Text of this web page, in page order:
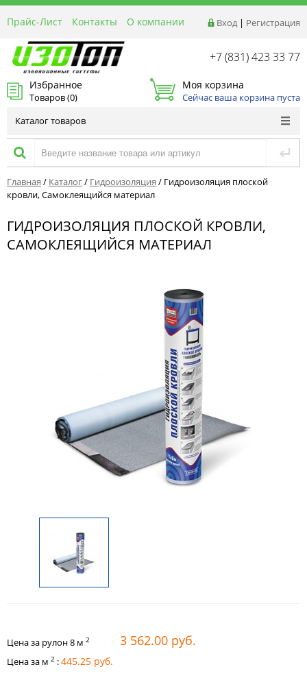
Вход | Регистрация
Прайс-Лист Контакты
О компании
Реквизиты
Доставка
Акции и Распродажи
Оптовым покупателям
+7 (831) 423 33 77
Избранное
Товаров (0)
Моя корзина
Сейчас ваша корзина пуста
Каталог товаров
Главная / Каталог/ Гидроизоляция / Гидроизоляция плоской
кровли, Самоклеящийся материал
ГИДРОИЗОЛЯЦИЯ ПЛОСКОЙ КРОВЛИ,
САМОКЛЕЯЩИЙСЯ МАТЕРИАЛ
Цена за рулон8 м 2 3 562.00 руб.
Цена за м 2 :445.25 руб.